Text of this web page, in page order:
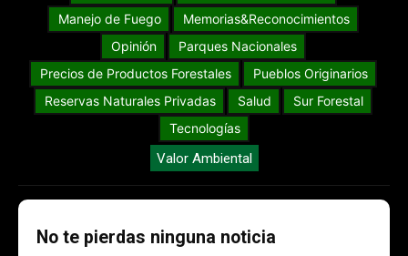
Manejo de Fuego
Memorias&Reconocimientos
Opinión
Parques Nacionales
Precios de Productos Forestales
Pueblos Originarios
Reservas Naturales Privadas
Salud
Sur Forestal
Tecnologías
Valor Ambiental
No te pierdas ninguna noticia